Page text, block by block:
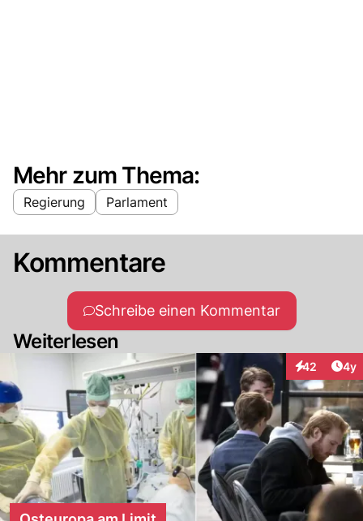
Mehr zum Thema:
Regierung Parlament
Kommentare
Schreibe einen Kommentar
Weiterlesen
42
Interaktionen
4y